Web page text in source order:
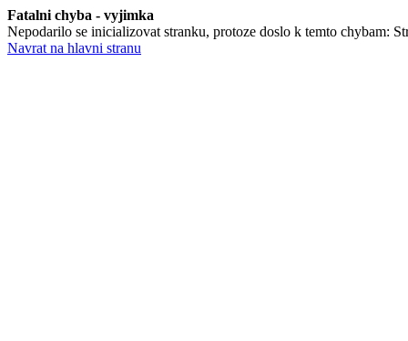
Fatalni chyba - vyjimka
Nepodarilo se inicializovat stranku, protoze doslo k temto chybam:
Navrat na hlavni stranu